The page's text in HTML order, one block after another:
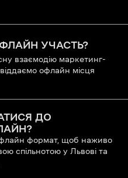
УЧАСТЬ?
взаємодію маркетинг-
офлайн місця
ДО
формат, щоб наживо
спільнотою у Львові та